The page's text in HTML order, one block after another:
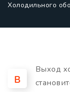
Холодильного
В
Выход